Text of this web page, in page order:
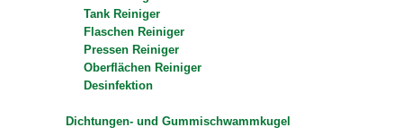
Tank Reiniger
Flaschen Reiniger
Pressen Reiniger
Oberflächen Reiniger
Desinfektion
Dichtungen- und Gummischwammkugel